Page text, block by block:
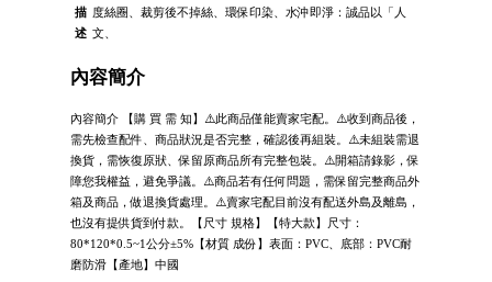
描
述
度絲圈、裁剪後不掉絲、環保印染、水沖即淨：誠品以「人
文、
內容簡介
內容簡介 【購 買 需 知】⚠️此商品僅能賣家宅配。⚠️收到商品後，
需先檢查配件、商品狀況是否完整，確認後再組裝。⚠️未組裝需退
換貨，需恢復原狀、保留原商品所有完整包裝。⚠️開箱請錄影，保
障您我權益，避免爭議。⚠️商品若有任何問題，需保留完整商品外
箱及商品，做退換貨處理。⚠️賣家宅配目前沒有配送外島及離島，
也沒有提供貨到付款。【尺寸 規格】【特大款】尺寸：
80*120*0.5~1公分±5%【材質 成份】表面：PVC、底部：PVC耐
磨防滑【產地】中國